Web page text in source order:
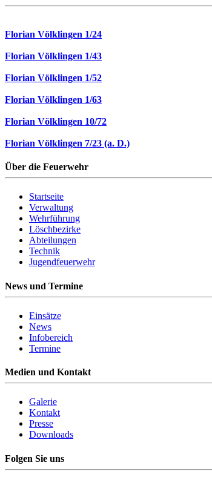
Florian Völklingen 1/24
Florian Völklingen 1/43
Florian Völklingen 1/52
Florian Völklingen 1/63
Florian Völklingen 10/72
Florian Völklingen 7/23 (a. D.)
Über die Feuerwehr
Startseite
Verwaltung
Wehrführung
Löschbezirke
Abteilungen
Technik
Jugendfeuerwehr
News und Termine
Einsätze
News
Infobereich
Termine
Medien und Kontakt
Galerie
Kontakt
Presse
Downloads
Folgen Sie uns